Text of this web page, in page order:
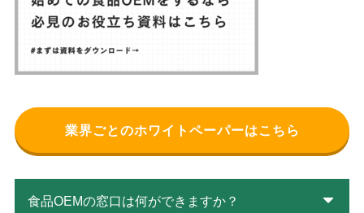
業界ごとのホワイトペーパーはこちら
食品OEMの窓口は何ができますか？